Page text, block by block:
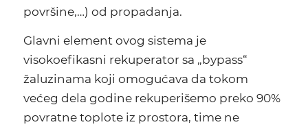
površine,…) od propadanja.
Glavni element ovog sistema je
visokoefikasni rekuperator sa „bypass“
žaluzinama koji omogućava da tokom
većeg dela godine rekuperišemo preko 90%
povratne toplote iz prostora, time ne